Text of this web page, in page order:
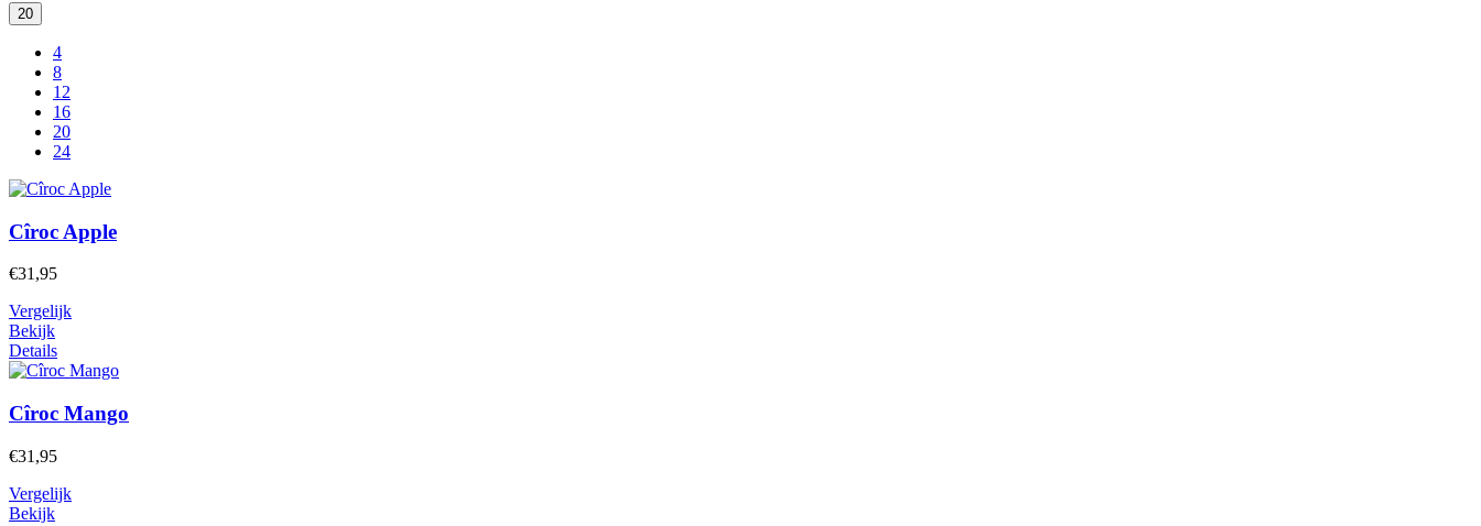
20
4
8
12
16
20
24
Cîroc Apple
€31,95
Vergelijk
Bekijk
Details
Cîroc Mango
€31,95
Vergelijk
Bekijk